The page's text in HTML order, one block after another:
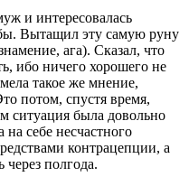
и интересовалась
Вытащил эту самую руну
ага). Сказал, что
ибо ничего хорошего не
такое же мнение,
потом, спустя время,
ситуация была довольно
себе несчастного
контрацепции, а
через полгода.